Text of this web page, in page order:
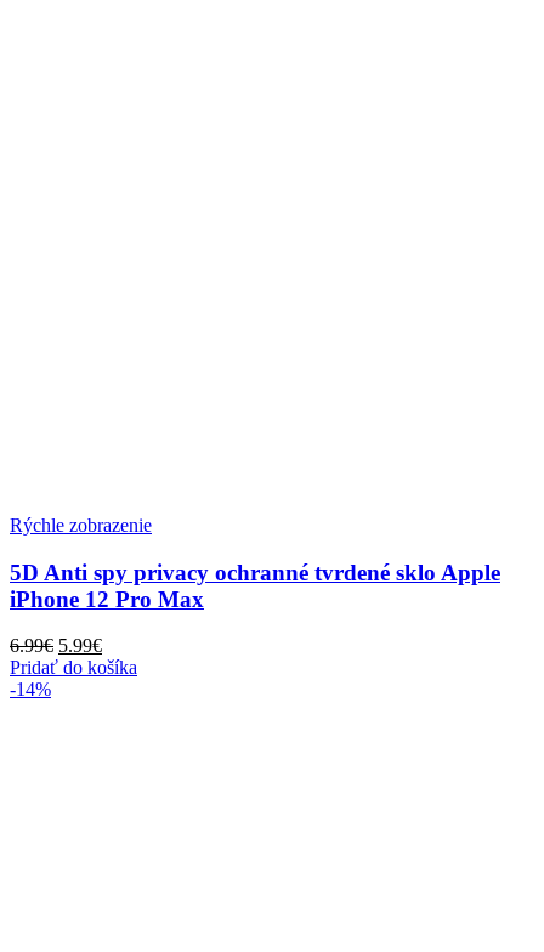
Rýchle zobrazenie
5D Anti spy privacy ochranné tvrdené sklo Apple
iPhone 12 Pro Max
6.99€ Pôvodná
cena
5.99€Aktuálna
cena
Pridať do košíka
-14%